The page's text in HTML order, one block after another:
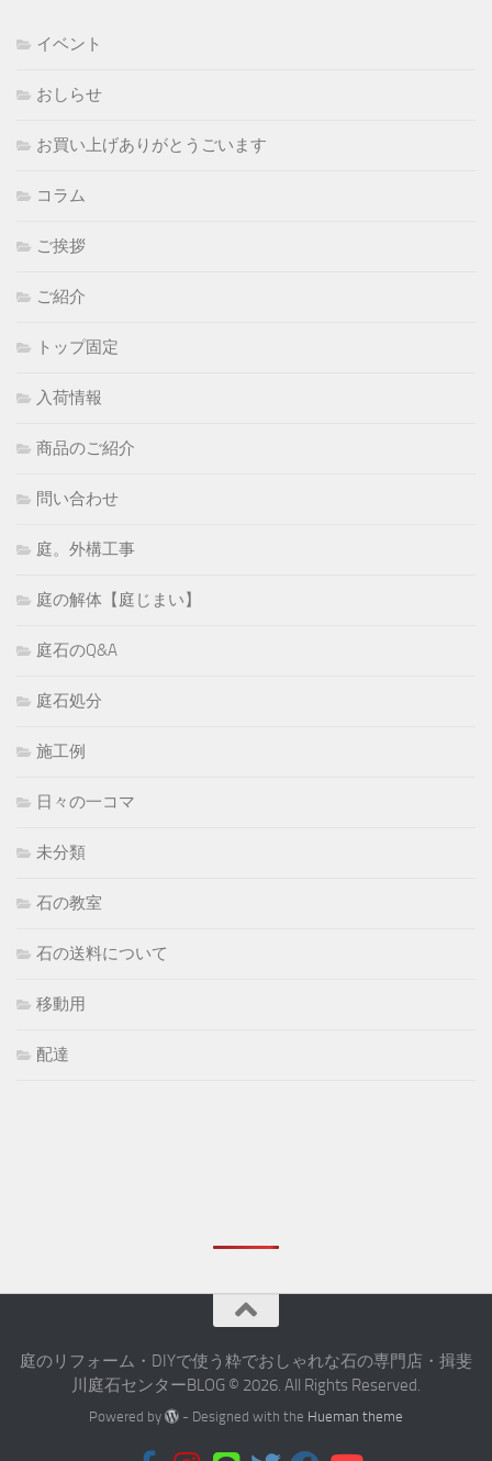
イベント
おしらせ
お買い上げありがとうごいます
コラム
ご挨拶
ご紹介
トップ固定
入荷情報
商品のご紹介
問い合わせ
庭。外構工事
庭の解体【庭じまい】
庭石のQ&A
庭石処分
施工例
日々の一コマ
未分類
石の教室
石の送料について
移動用
配達
庭のリフォーム・DIYで使う粋でおしゃれな石の専門店・揖斐
川庭石センターBLOG © 2026. All Rights Reserved.
Powered by - Designed with the Hueman theme